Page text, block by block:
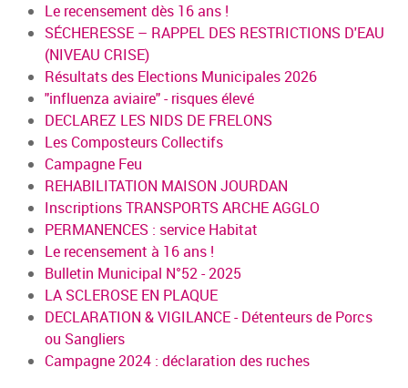
Le recensement dès 16 ans !
SÉCHERESSE – RAPPEL DES RESTRICTIONS D'EAU
(NIVEAU CRISE)
Résultats des Elections Municipales 2026
"influenza aviaire" - risques élevé
DECLAREZ LES NIDS DE FRELONS
Les Composteurs Collectifs
Campagne Feu
REHABILITATION MAISON JOURDAN
Inscriptions TRANSPORTS ARCHE AGGLO
PERMANENCES : service Habitat
Le recensement à 16 ans !
Bulletin Municipal N°52 - 2025
LA SCLEROSE EN PLAQUE
DECLARATION & VIGILANCE - Détenteurs de Porcs
ou Sangliers
Campagne 2024 : déclaration des ruches